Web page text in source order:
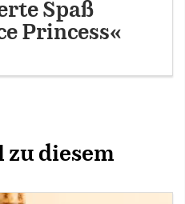
Spaß
Princess«
diesem